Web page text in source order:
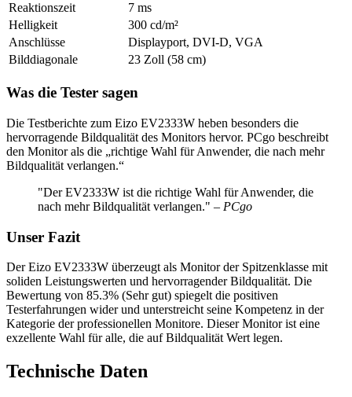
Reaktionszeit
7 ms
Helligkeit
300 cd/m²
Anschlüsse
Displayport, DVI-D, VGA
Bilddiagonale
23 Zoll (58 cm)
Was die Tester sagen
Die Testberichte zum Eizo EV2333W heben besonders die
hervorragende Bildqualität des Monitors hervor. PCgo beschreibt
den Monitor als die „richtige Wahl für Anwender, die nach mehr
Bildqualität verlangen.“
"Der EV2333W ist die richtige Wahl für Anwender, die
nach mehr Bildqualität verlangen." – PCgo
Unser Fazit
Der Eizo EV2333W überzeugt als Monitor der Spitzenklasse mit
soliden Leistungswerten und hervorragender Bildqualität. Die
Bewertung von 85.3% (Sehr gut) spiegelt die positiven
Testerfahrungen wider und unterstreicht seine Kompetenz in der
Kategorie der professionellen Monitore. Dieser Monitor ist eine
exzellente Wahl für alle, die auf Bildqualität Wert legen.
Technische Daten